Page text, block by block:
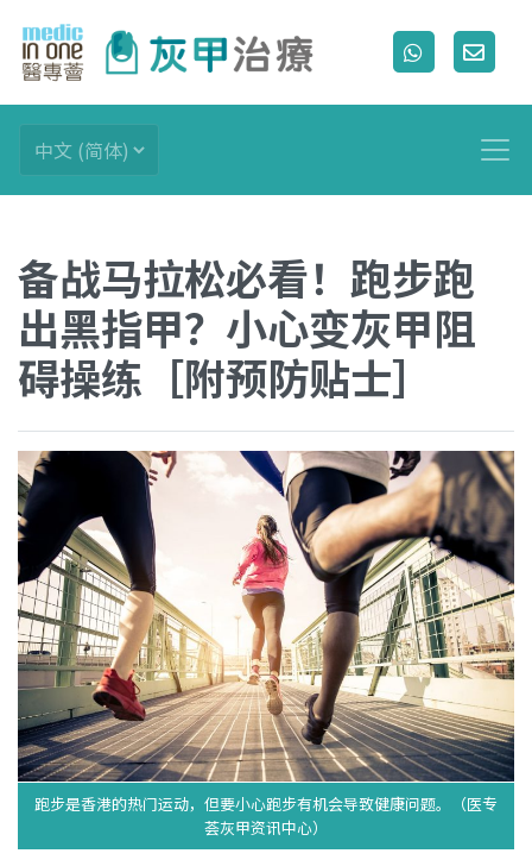
备战马拉松必看！跑步跑
出黑指甲？小心变灰甲阻
碍操练［附预防贴士］
跑步是香港的热门运动，但要小心跑步有机会导致健康问题。（医专
荟灰甲资讯中心）